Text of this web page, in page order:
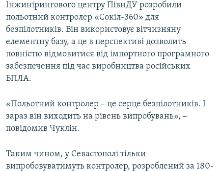
Інжинірингового центру ПівнДУ розробили
польотний контролер «Сокіл-360» для
безпілотників. Він використовує вітчизняну
елементну базу, а це в перспективі дозволить
повністю відмовитися від імпортного програмного
забезпечення під час виробництва російських
БПЛА.
«Польотний контролер – це серце безпілотників. І
зараз він виходить на рівень випробувань», –
повідомив Чуклін.
Таким чином, у Севастополі тільки
випробовуватимуть контролер, розроблений за 180-